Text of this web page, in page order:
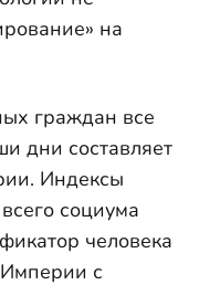
на
граждан все
дни составляет
Индексы
социума
человека
с